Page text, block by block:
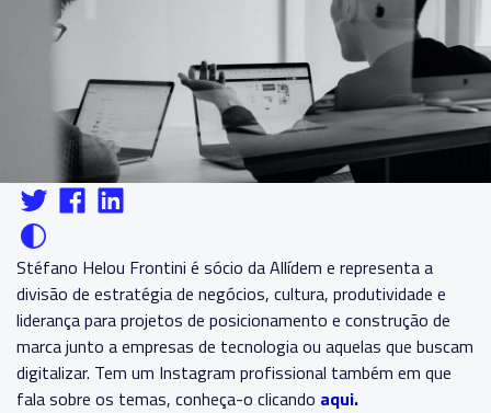
Stéfano Helou Frontini é sócio da Allídem e representa a
divisão de estratégia de negócios, cultura, produtividade e
liderança para projetos de posicionamento e construção de
marca junto a empresas de tecnologia ou aquelas que buscam
digitalizar. Tem um Instagram profissional também em que
fala sobre os temas, conheça-o clicando aqui.